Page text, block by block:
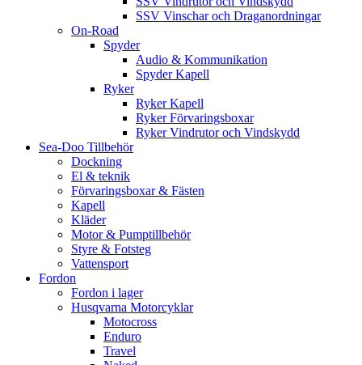
SSV Vinschar och Draganordningar
On-Road
Spyder
Audio & Kommunikation
Spyder Kapell
Ryker
Ryker Kapell
Ryker Förvaringsboxar
Ryker Vindrutor och Vindskydd
Sea-Doo Tillbehör
Dockning
El & teknik
Förvaringsboxar & Fästen
Kapell
Kläder
Motor & Pumptillbehör
Styre & Fotsteg
Vattensport
Fordon
Fordon i lager
Husqvarna Motorcyklar
Motocross
Enduro
Travel